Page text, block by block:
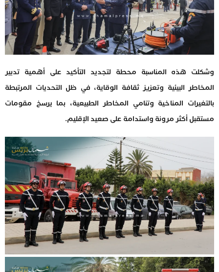
وشكلت هذه المناسبة محطة لتجديد التأكيد على أهمية تدبير
المخاطر البيئية وتعزيز ثقافة الوقاية، في ظل التحديات المرتبطة
بالتغيرات المناخية وتنامي المخاطر الطبيعية، بما يرسخ مقومات
مستقبل أكثر مرونة واستدامة على صعيد الإقليم.